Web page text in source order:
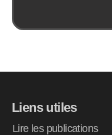
Liens utiles
Lire les publications